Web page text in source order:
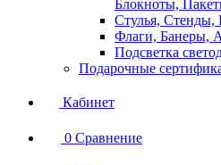
Блокноты,
Стулья,
Флаги, Банеры,
Подсветка
Подарочные
Кабинет
0 Сравнение